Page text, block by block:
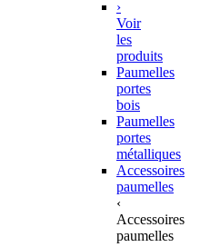
›
Voir
les
produits
Paumelles
portes
bois
Paumelles
portes
métalliques
Accessoires
paumelles
‹
Accessoires
paumelles